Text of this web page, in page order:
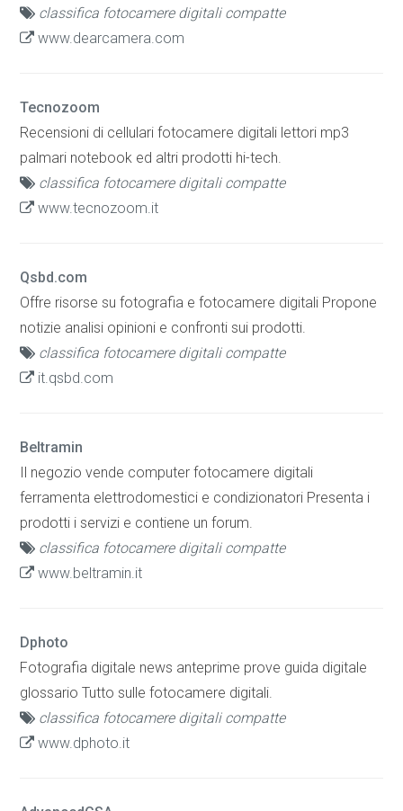
classifica fotocamere digitali compatte
www.dearcamera.com
Tecnozoom
Recensioni di cellulari fotocamere digitali lettori mp3
palmari notebook ed altri prodotti hi-tech.
classifica fotocamere digitali compatte
www.tecnozoom.it
Qsbd.com
Offre risorse su fotografia e fotocamere digitali Propone
notizie analisi opinioni e confronti sui prodotti.
classifica fotocamere digitali compatte
it.qsbd.com
Beltramin
Il negozio vende computer fotocamere digitali
ferramenta elettrodomestici e condizionatori Presenta i
prodotti i servizi e contiene un forum.
classifica fotocamere digitali compatte
www.beltramin.it
Dphoto
Fotografia digitale news anteprime prove guida digitale
glossario Tutto sulle fotocamere digitali.
classifica fotocamere digitali compatte
www.dphoto.it